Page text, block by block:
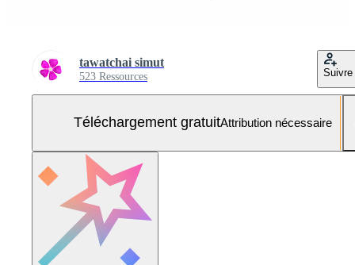
tawatchai simut
523 Ressources Suivre
Téléchargement gratuitAttribution nécessaire